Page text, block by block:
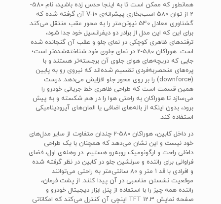
همانطور که ممکن است تا به اینجا حدس زده باشید، نام 580-
2 از توان 580 اسب‌بخاری پیشرانه‌ی V-10 آن گرفته شده که
گشتاوری معادل 540 نیوتن‌متر را به محور عقب منتقل می‌کند.
برای این که این مدل از برادر دو دیفرانسیل خود جدا شود،
ترفند‌های ظاهری کوچکی در نمای جلو و عقب آن گنجانده شده
است. هوراکان 580-2 در نمای جلوی خود شناخته‌شده‌تر است؛
جایی که دریچه‌های هوای جلوی آن برجسته‌تر هستند و با
پره‌های منحصربه‌فردی تقسیم شده‌اند که نیروی رو به پایین
(downforce) را بر روی محور جلو افزایش می‌دهد. درست
همین قسمت است که طراحی ظاهری خط جریانی خودرو را
می‌سازد تا هوراکان به راحتی هوا را در هم شکسته و به پیش
برود، بدون اینکه از باله‌های اضافی یا المان‌های آیرودینامیکی
استفاده کند.
در داخل کابین، هوراکان 580-2 چندان متفاوت از سایر مدل‌های
خود نیست و این نشان می‌دهد که همچنان با یک طراحی
داخلی راحت و ارگونومیک روبه‌رو هستیم. در وهله‌ی اول، فضای
فراوانی برای راننده و سرنشین جلو در کابین در نظر گرفته شده
و افرادی با قد 1 متر و 80 سانتی‌متر به راحتی می‌توانند
موقعیت نشستن مناسبی در آن پیدا کنند. از پشت فرمان،
راننده همه چیز را با استفاده از پنل ابزار دیجیتال خودرو و
صفحه نمایش TFT 12.3 اینچی آن کنترل می‌کند که امکاناتی